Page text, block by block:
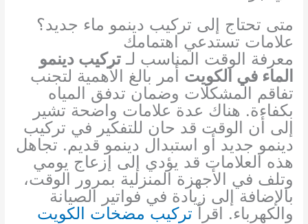
متى تحتاج إلى تركيب دينمو ماء جديد؟
علامات تستدعي اهتمامك
معرفة الوقت المناسب لـتركيب دينمو
الماء في الكويت أمر بالغ الأهمية لتجنب
تفاقم المشكلات وضمان تدفق المياه
بكفاءة. هناك عدة علامات واضحة تشير
إلى أن الوقت قد حان للتفكير في تركيب
دينمو جديد أو استبدال دينمو قديم. تجاهل
هذه العلامات قد يؤدي إلى إزعاج يومي
وتلف في الأجهزة المنزلية بمرور الوقت،
بالإضافة إلى زيادة في فواتير الصيانة
والكهرباء. اقرأ تركيب مضخات الكويت